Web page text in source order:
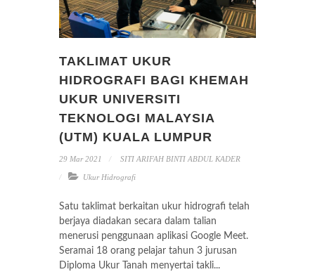
TAKLIMAT UKUR
HIDROGRAFI BAGI KHEMAH
UKUR UNIVERSITI
TEKNOLOGI MALAYSIA
(UTM) KUALA LUMPUR
29 Mar 2021 SITI ARIFAH BINTI ABDUL KADER
Ukur Hidrografi
Satu taklimat berkaitan ukur hidrografi telah
berjaya diadakan secara dalam talian
menerusi penggunaan aplikasi Google Meet.
Seramai 18 orang pelajar tahun 3 jurusan
Diploma Ukur Tanah menyertai takli...